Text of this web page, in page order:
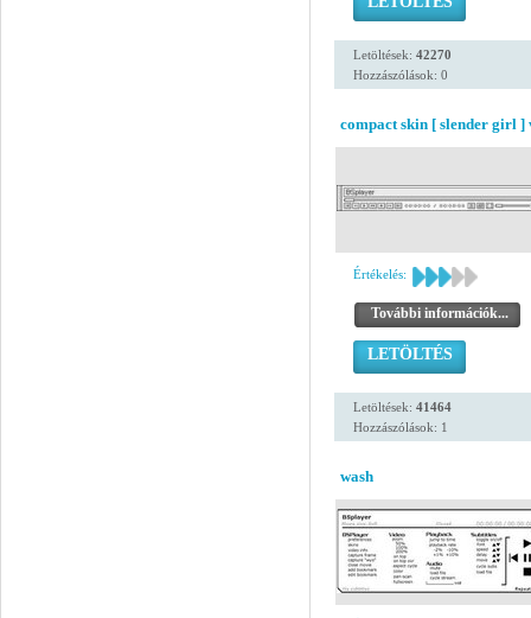
Letöltések: 42270
Hozzászólások: 0
compact skin [ slender girl ]
Értékelés:
További információk...
LETÖLTÉS
Letöltések: 41464
Hozzászólások: 1
wash